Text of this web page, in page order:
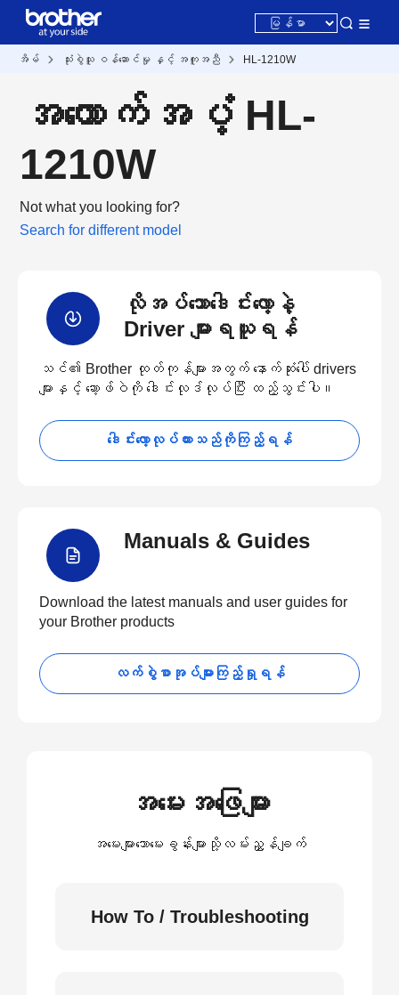
အိမ် သုံးစွဲသူ ဝန်ဆောင်မှု နှင့် အကူအညီ HL-1210W
အထောက်အပံ့ HL-
1210W
Not what you looking for?
Search for different model
လိုအပ်သောဒေါင်းလော့နဲ့
Driver များရယူရန်
သင်၏ Brother ထုတ်ကုန်များအတွက် နောက်ဆုံးပေါ် drivers
များနှင့် ဆော့ဖ်ဝဲကို ဒေါင်းလုဒ်လုပ်ပြီး ထည့်သွင်းပါ။
ဒေါင်းလော့လုပ်ထားသည်ကိုကြည့်ရန်
Manuals & Guides
Download the latest manuals and user guides for
your Brother products
လက်စွဲစာအုပ်များကြည့်ရှုရန်
အမေးအဖြေများ
အမေးများသောမေးခွန်းများသို့လမ်းညွှန်ချက်
How To / Troubleshooting